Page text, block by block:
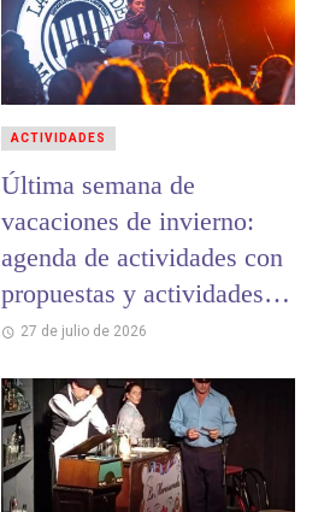
Última semana de
vacaciones de invierno:
agenda de actividades con
propuestas y actividades
para toda la familia
27 de julio de 2026
ACTIVIDADES